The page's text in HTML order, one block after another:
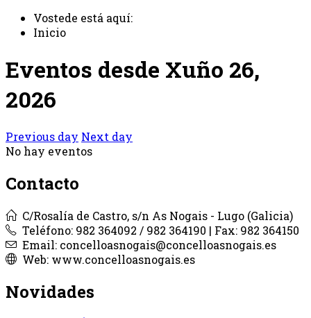
Vostede está aquí:
Inicio
Eventos desde Xuño 26,
2026
Previous day Next day
No hay eventos
Contacto
C/Rosalía de Castro, s/n As Nogais - Lugo (Galicia)
Teléfono: 982 364092 / 982 364190 | Fax: 982 364150
Email: concelloasnogais@concelloasnogais.es
Web: www.concelloasnogais.es
Novidades